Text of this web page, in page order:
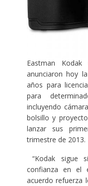
Eastman
anunciaron hoy
años para
para
incluyendo
bolsillo y
lanzar sus
trimestre de 2013.
“Kodak sigue
confianza en el
acuerdo refuerza